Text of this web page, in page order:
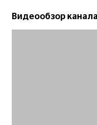
Видеообзор